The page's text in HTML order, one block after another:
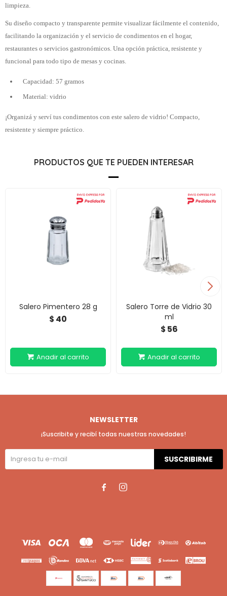
limpieza.
Su diseño compacto y transparente permite visualizar fácilmente el contenido,
facilitando la organización y el servicio de condimentos en el hogar,
restaurantes o servicios gastronómicos. Una opción práctica, resistente y
funcional para todo tipo de mesas y cocinas.
Capacidad: 57 gramos
Material: vidrio
¡Organizá y serví tus condimentos con este salero de vidrio! Compacto,
resistente y siempre práctico.
PRODUCTOS QUE TE PUEDEN INTERESAR
Salero Pimentero 28 g
$ 40
Salero Torre de Vidrio 30
ml
$ 56
NEWSLETTER
¡Suscribite y recibí todas nuestras novedades!
SUSCRIBIRME
 